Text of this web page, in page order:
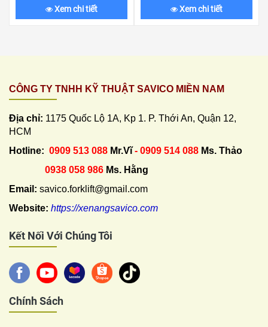
Xem chi tiết Xem chi tiết
CÔNG TY TNHH KỸ THUẬT SAVICO MIỀN NAM
Địa chỉ: 1175 Quốc Lộ 1A, Kp 1. P. Thới An, Quận 12,
HCM
Hotline: 0909 513 088 Mr.Vĩ- 0909 514 088 Ms. Thảo
0938 058 986 Ms. Hằng
Email: savico.forklift@gmail.com
Website: https://xenangsavico.com
Kết Nối Với Chúng Tôi
Chính Sách